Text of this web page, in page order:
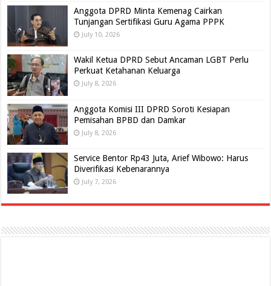
Anggota DPRD Minta Kemenag Cairkan
Tunjangan Sertifikasi Guru Agama PPPK
July 10, 2026
Wakil Ketua DPRD Sebut Ancaman LGBT Perlu
Perkuat Ketahanan Keluarga
July 8, 2026
Anggota Komisi III DPRD Soroti Kesiapan
Pemisahan BPBD dan Damkar
July 8, 2026
Service Bentor Rp43 Juta, Arief Wibowo: Harus
Diverifikasi Kebenarannya
July 7, 2026